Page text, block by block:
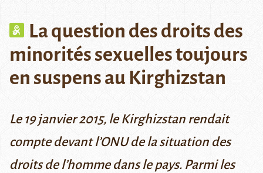
La question des droits des
minorités sexuelles toujours
en suspens au Kirghizstan
Le 19 janvier 2015, le Kirghizstan rendait
compte devant l’ONU de la situation des
droits de l’homme dans le pays. Parmi les